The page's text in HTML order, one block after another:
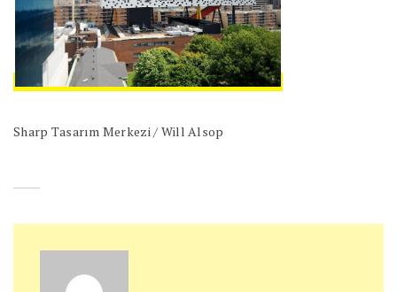
Sharp Tasarım Merkezi / Will Alsop